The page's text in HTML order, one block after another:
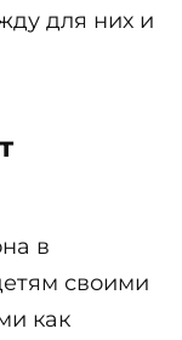
для них и
в
своими
как